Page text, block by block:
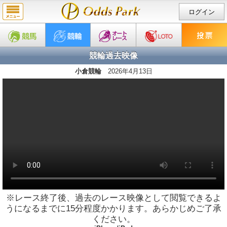
ログイン
競輪過去映像
小倉競輪 2026年4月13日
※レース終了後、過去のレース映像として閲覧できるよ
うになるまでに15分程度かかります。あらかじめご了承
ください。